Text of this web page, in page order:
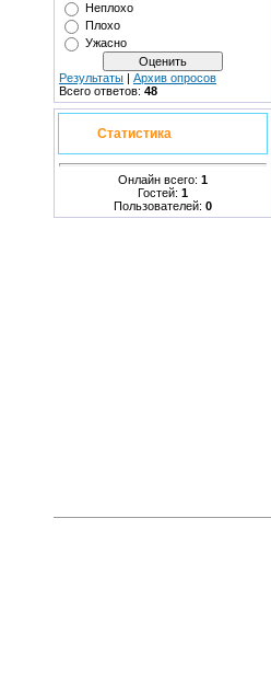
Неплохо
Плохо
Ужасно
Результаты | Архив опросов
Всего ответов: 48
Статистика
Онлайн всего: 1
Гостей: 1
Пользователей: 0